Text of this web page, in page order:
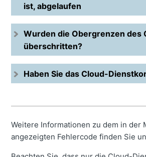
ist, abgelaufen
Wurden die Obergrenzen des
überschritten?
Haben Sie das Cloud-
Weitere Informationen zu dem in der
angezeigten Fehlercode finden Sie